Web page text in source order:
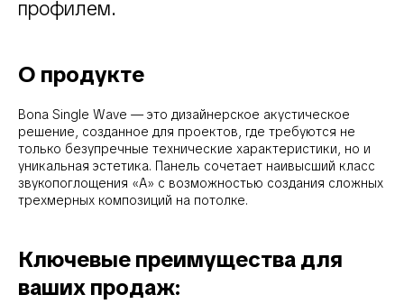
профилем.
О продукте
Bona Single Wave — это дизайнерское акустическое
решение, созданное для проектов, где требуются не
только безупречные технические характеристики, но и
уникальная эстетика. Панель сочетает наивысший класс
звукопоглощения «А» с возможностью создания сложных
трехмерных композиций на потолке.
Ключевые преимущества для
ваших продаж: